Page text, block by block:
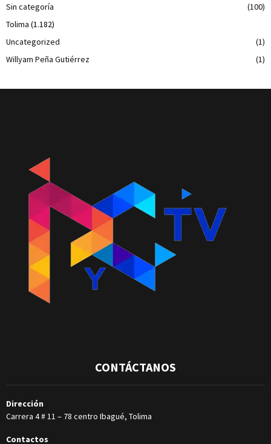
Sin categoría
(100)
Tolima (1.182)
Uncategorized
(1)
Willyam Peña Gutiérrez
(1)
CONTÁCTANOS
Dirección
Carrera 4 # 11 – 78 centro Ibagué, Tolima
Contactos